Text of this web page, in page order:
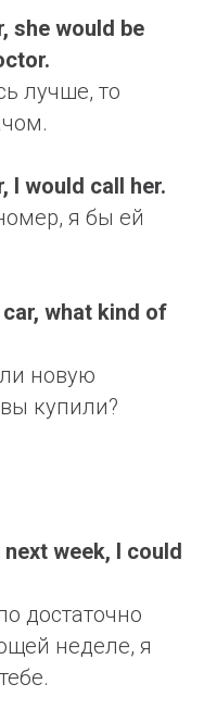
she would be
лучше, то
I would call her.
я бы ей
what kind of
новую
купили?
week, I could
достаточно
неделе, я